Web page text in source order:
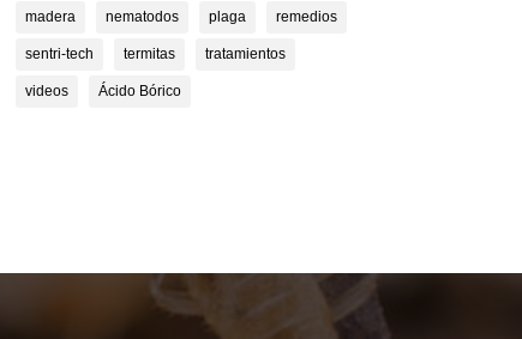
madera nematodos plaga remedios
sentri-tech termitas tratamientos
videos Ácido Bórico